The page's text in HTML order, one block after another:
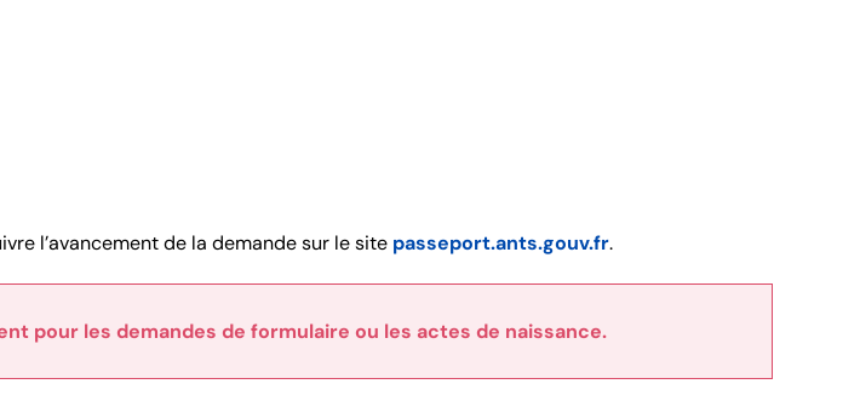
l’avancement de la demande sur le site passeport.ants.gouv.fr.
pour les demandes de formulaire ou les actes de naissance.